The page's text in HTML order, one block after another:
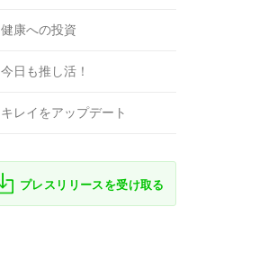
健康への投資
今日も推し活！
キレイをアップデート
プレスリリースを受け取る